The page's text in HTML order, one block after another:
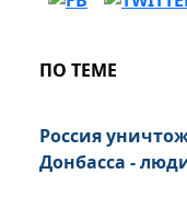
ПО ТЕМЕ
Россия
Донбасса -